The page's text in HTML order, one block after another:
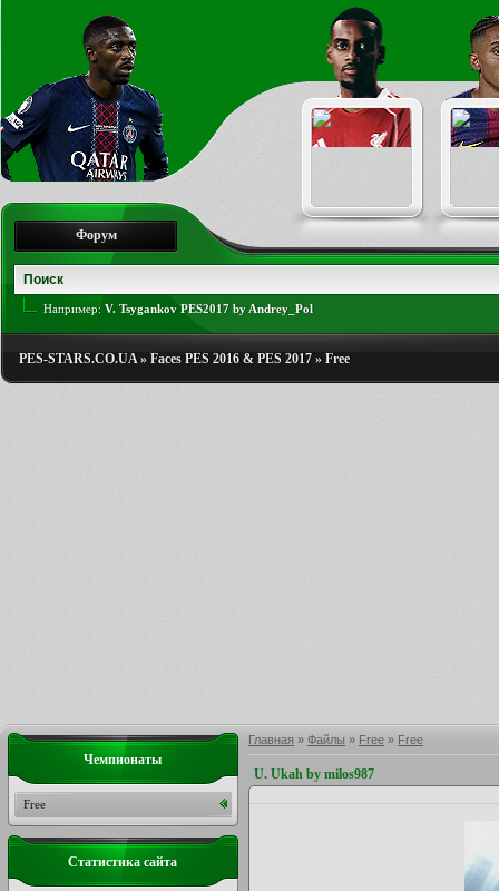
Форум
Например: V. Tsygankov PES2017 by Andrey_Pol
PES-STARS.CO.UA» Faces PES 2016 & PES 2017 » Free
Главная » Файлы » Free » Free
U. Ukah by milos987
Чемпионаты
Free
Статистика сайта